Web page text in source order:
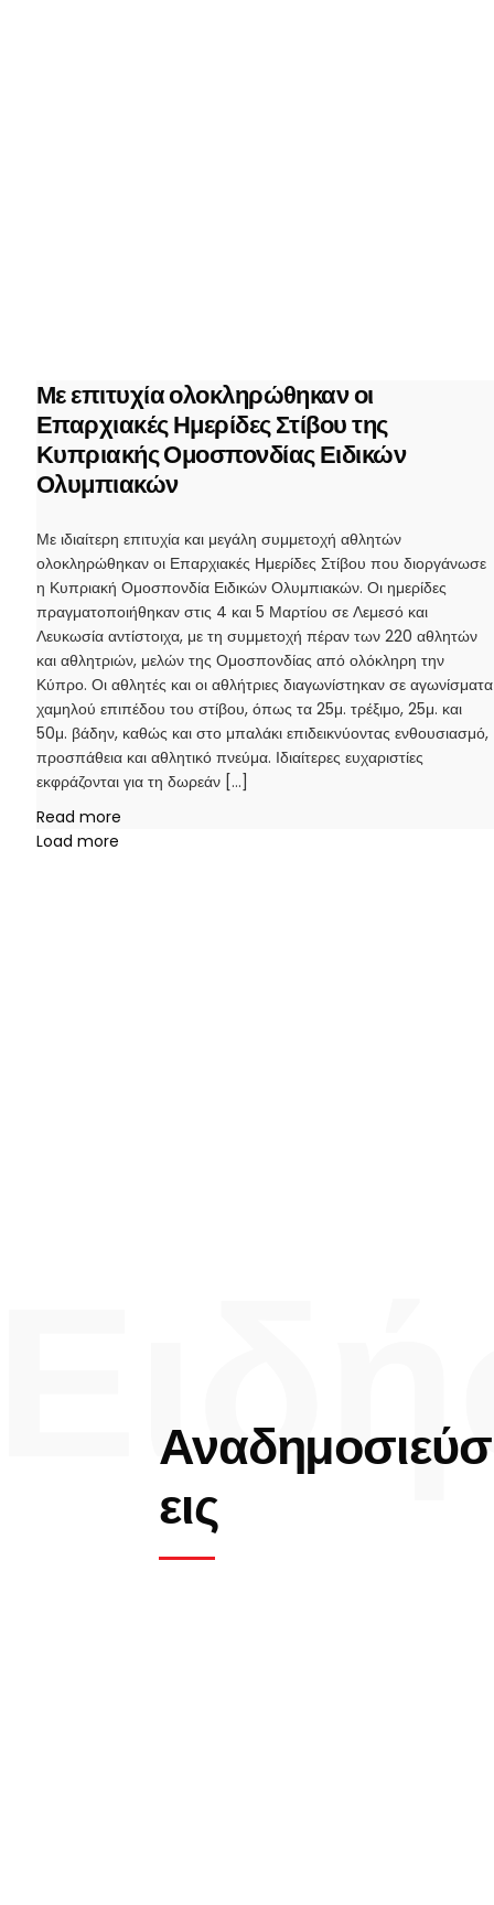
Με επιτυχία ολοκληρώθηκαν οι
Επαρχιακές Ημερίδες Στίβου της
Κυπριακής Ομοσπονδίας Ειδικών
Ολυμπιακών
Με ιδιαίτερη επιτυχία και μεγάλη συμμετοχή αθλητών
ολοκληρώθηκαν οι Επαρχιακές Ημερίδες Στίβου που διοργάνωσε
η Κυπριακή Ομοσπονδία Ειδικών Ολυμπιακών. Οι ημερίδες
πραγματοποιήθηκαν στις 4 και 5 Μαρτίου σε Λεμεσό και
Λευκωσία αντίστοιχα, με τη συμμετοχή πέραν των 220 αθλητών
και αθλητριών, μελών της Ομοσπονδίας από ολόκληρη την
Κύπρο. Οι αθλητές και οι αθλήτριες διαγωνίστηκαν σε αγωνίσματα
χαμηλού επιπέδου του στίβου, όπως τα 25μ. τρέξιμο, 25μ. και
50μ. βάδην, καθώς και στο μπαλάκι επιδεικνύοντας ενθουσιασμό,
προσπάθεια και αθλητικό πνεύμα. Ιδιαίτερες ευχαριστίες
εκφράζονται για τη δωρεάν […]
Read more
Load more
Αναδημοσιεύσ
εις